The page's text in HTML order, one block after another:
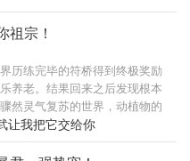
祖宗！
历练完毕的符桥得到终极奖励
老。结果回来之后发现根本
然灵气复苏的世界，动植物的
量的人类涌现。医院深夜复活
市求学的野猪精。符桥：我他
让我把它交给你